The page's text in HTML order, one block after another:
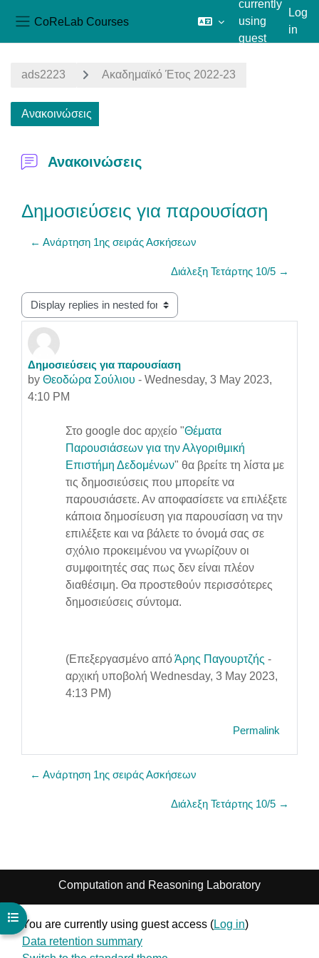
CoReLab Courses
currently
using
guest
Log
in
Open course index
ads2223 Ακαδημαϊκό Έτος 2022-23
Ανακοινώσεις
Ανακοινώσεις
Δημοσιεύσεις για παρουσίαση
← Ανάρτηση 1ης σειράς Ασκήσεων
Διάλεξη Τετάρτης 10/5 →
Display mode
Δημοσιεύσεις για παρουσίαση
by Θεοδώρα Σούλιου - Wednesday, 3 May 2023,
4:10 PM
Number of replies: 0
Στο google doc αρχείο "Θέματα
Παρουσιάσεων για την Αλγοριθμική
Επιστήμη Δεδομένων" θα βρείτε τη λίστα με
τις δημοσιεύσεις που μπορείτε να
παρουσιάσετε. Αν αποφασίσετε να επιλέξετε
κάποια δημοσίευση για παρουσίαση να την
επιλέξετε και να βάλετε το όνομά σας σε
σχόλιο προκειμένου να γνωρίζουν οι
συμφοιτητές σας πως δεν είναι πλέον
διαθέσιμη. Θα προστεθούν περισσότερες
δημοσιεύσεις σύντομα.
(Επεξεργασμένο απόΆρης Παγουρτζής -
αρχική υποβολή Wednesday, 3 May 2023,
4:13 PM)
Permalink
← Ανάρτηση 1ης σειράς Ασκήσεων
Διάλεξη Τετάρτης 10/5 →
Computation and Reasoning Laboratory
You are currently using guest access (Log in)
Data retention summary